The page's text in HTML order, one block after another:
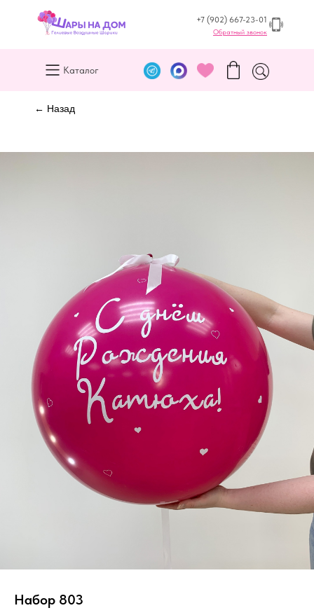
+7 (902) 667-23-01
Обратный звонок
Каталог
← Назад
Набор 803